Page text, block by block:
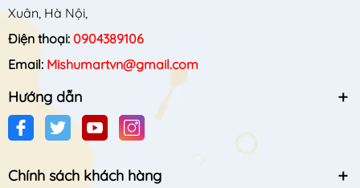
Xuân, Hà Nội,
Điện thoại: 0904389106
Email: Mishumartvn@gmail.com
Hướng dẫn
Chính sách khách hàng